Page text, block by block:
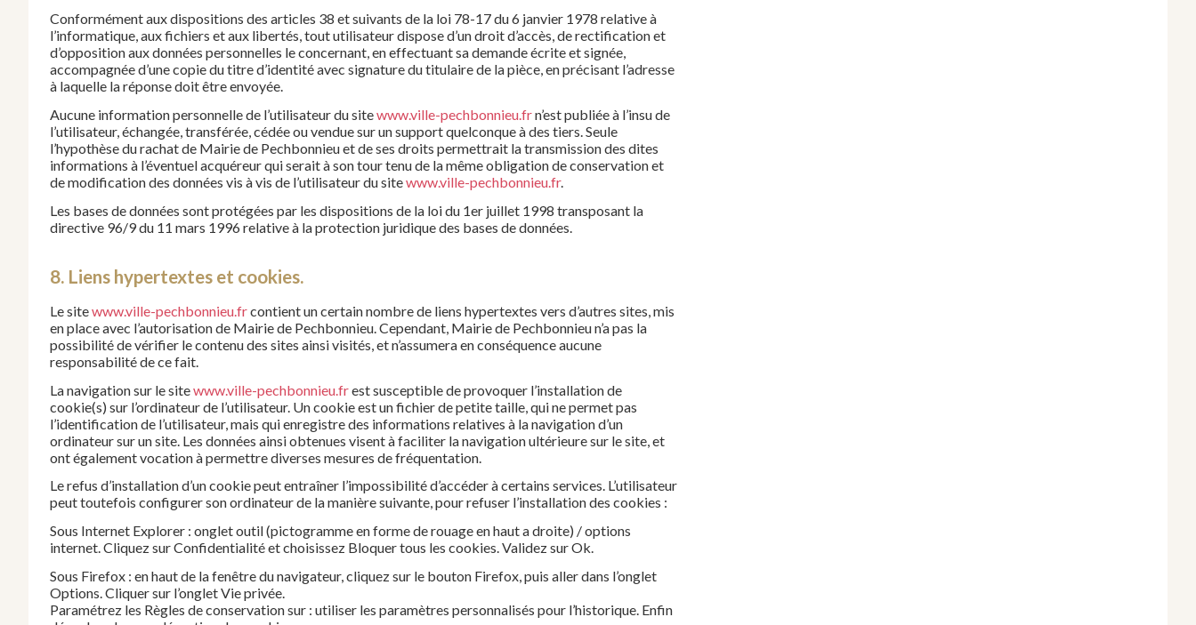
Conformément aux dispositions des articles 38 et suivants de la loi 78-17 du 6 janvier 1978 relative à
l’informatique, aux fichiers et aux libertés, tout utilisateur dispose d’un droit d’accès, de rectification et
d’opposition aux données personnelles le concernant, en effectuant sa demande écrite et signée,
accompagnée d’une copie du titre d’identité avec signature du titulaire de la pièce, en précisant l’adresse
à laquelle la réponse doit être envoyée.
Aucune information personnelle de l’utilisateur du sitewww.ville-pechbonnieu.frn’est publiée à l’insu de
l’utilisateur, échangée, transférée, cédée ou vendue sur un support quelconque à des tiers. Seule
l’hypothèse du rachat de Mairie de Pechbonnieu et de ses droits permettrait la transmission des dites
informations à l’éventuel acquéreur qui serait à son tour tenu de la même obligation de conservation et
de modification des données vis à vis de l’utilisateur du sitewww.ville-pechbonnieu.fr.
Les bases de données sont protégées par les dispositions de la loi du 1er juillet 1998 transposant la
directive 96/9 du 11 mars 1996 relative à la protection juridique des bases de données.
8. Liens hypertextes et cookies.
Le sitewww.ville-pechbonnieu.frcontient un certain nombre de liens hypertextes vers d’autres sites, mis
en place avec l’autorisation de Mairie de Pechbonnieu. Cependant, Mairie de Pechbonnieu n’a pas la
possibilité de vérifier le contenu des sites ainsi visités, et n’assumera en conséquence aucune
responsabilité de ce fait.
La navigation sur le sitewww.ville-pechbonnieu.frest susceptible de provoquer l’installation de
cookie(s) sur l’ordinateur de l’utilisateur. Un cookie est un fichier de petite taille, qui ne permet pas
l’identification de l’utilisateur, mais qui enregistre des informations relatives à la navigation d’un
ordinateur sur un site. Les données ainsi obtenues visent à faciliter la navigation ultérieure sur le site, et
ont également vocation à permettre diverses mesures de fréquentation.
Le refus d’installation d’un cookie peut entraîner l’impossibilité d’accéder à certains services. L’utilisateur
peut toutefois configurer son ordinateur de la manière suivante, pour refuser l’installation des cookies :
Sous Internet Explorer : onglet outil (pictogramme en forme de rouage en haut a droite) / options
internet. Cliquez sur Confidentialité et choisissez Bloquer tous les cookies. Validez sur Ok.
Sous Firefox : en haut de la fenêtre du navigateur, cliquez sur le bouton Firefox, puis aller dans l’onglet
Options. Cliquer sur l’onglet Vie privée.
Paramétrez les Règles de conservation sur : utiliser les paramètres personnalisés pour l’historique. Enfin